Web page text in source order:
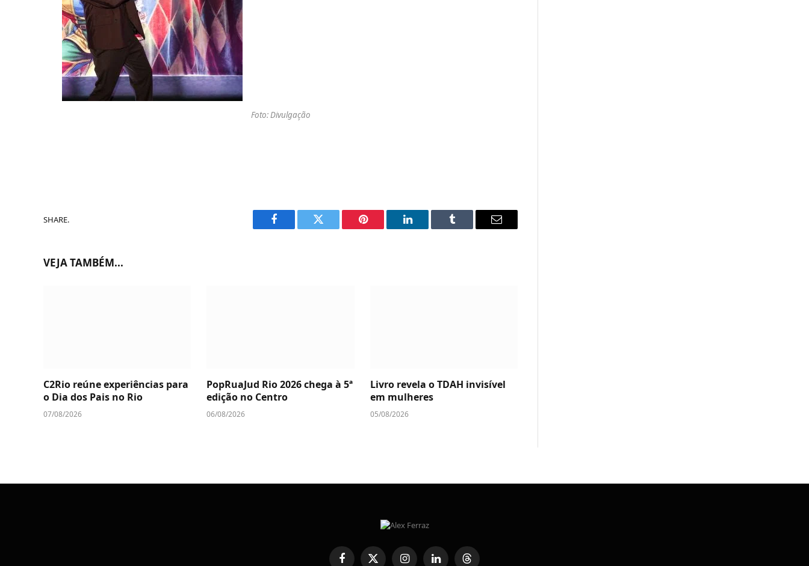
Foto: Divulgação
SHARE.
Facebook Twitter Pinterest LinkedIn Tumblr Email
VEJA TAMBÉM...
C2Rio reúne experiências para
o Dia dos Pais no Rio
07/08/2026
PopRuaJud Rio 2026 chega à 5ª
edição no Centro
06/08/2026
Livro revela o TDAH invisível
em mulheres
05/08/2026
FacebookX InstagramLinkedInThreads